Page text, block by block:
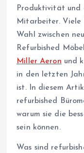
Produktivität und
Mitarbeiter. Viele
Wahl zwischen
Refurbished
Miller Aeron und
in den letzten
ist. In diesem
refurbished
warum sie die
sein können.
Was sind